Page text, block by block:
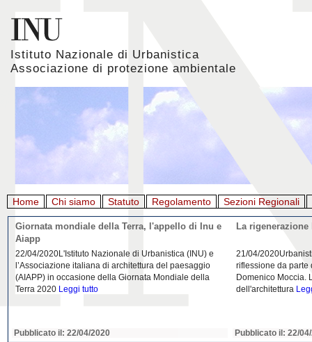
Istituto Nazionale di Urbanistica
Associazione di protezione ambientale
Home Chi siamo Statuto Regolamento Sezioni Regionali
Giornata mondiale della Terra, l'appello di Inu e
Aiapp
22/04/2020L'Istituto Nazionale di Urbanistica (INU) e
l’Associazione italiana di architettura del paesaggio
(AIAPP) in occasione della Giornata Mondiale della
Terra 2020 Leggi tutto
Pubblicato il: 22/04/2020
La
21/04/
riflessione da parte
Domenico Moccia.
dell'architettura
Pubblicato il: 22/